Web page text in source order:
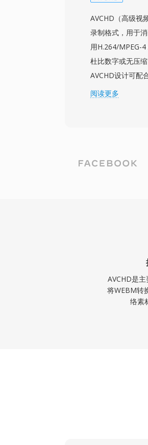
展支持AV1视频
的压缩效率、零
税网络多媒体传
AVCHD（高级视
录制格式，用于
用H.264/MPEG-
杜比数字或无压
AVCHD设计可配
存储卡，为相机
质时可与蓝光播
录制和3D立体视
阅读更多
AVCHD是主
将WEBM转
络素